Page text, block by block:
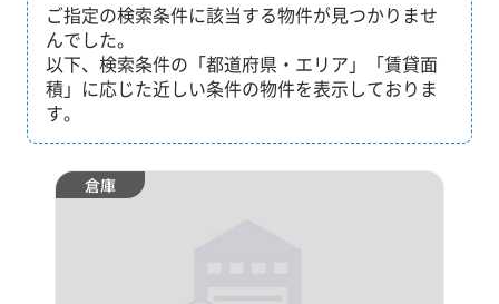
ご指定の検索条件に該当する物件が見つかりませ
んでした。
以下、検索条件の「都道府県・エリア」「賃貸面
積」に応じた近しい条件の物件を表示しておりま
す。
倉庫